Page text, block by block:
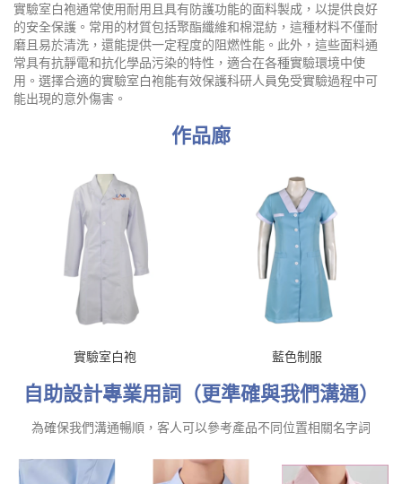
實驗室白袍通常使用耐用且具有防護功能的面料製成，以提供良好
的安全保護。常用的材質包括聚酯纖維和棉混紡，這種材料不僅耐
磨且易於清洗，還能提供一定程度的阻燃性能。此外，這些面料通
常具有抗靜電和抗化學品污染的特性，適合在各種實驗環境中使
用。選擇合適的實驗室白袍能有效保護科研人員免受實驗過程中可
能出現的意外傷害。
作品廊
實驗室白袍 藍色制服
自助設計專業用詞（更準確與我們溝通）
為確保我們溝通暢順，客人可以參考產品不同位置相關名字詞